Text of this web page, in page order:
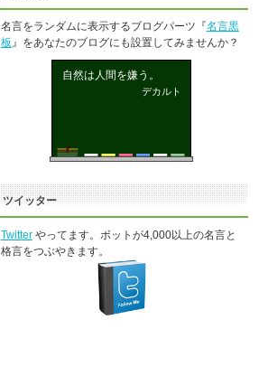
名言をランダムに表示するブログパーツ『名言黒
板』をあなたのブログにも設置してみませんか？
自然は人間を嫌う。
デカルト
ツイッター
Twitterやってます。ボットが4,000以上の名言と
格言をつぶやきます。